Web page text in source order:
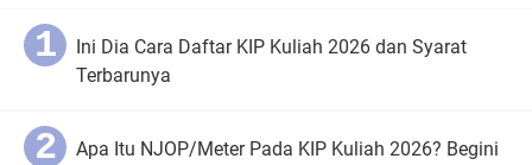
Ini Dia Cara Daftar KIP Kuliah 2026 dan Syarat
Terbarunya
Apa Itu NJOP/Meter Pada KIP Kuliah 2026? Begini